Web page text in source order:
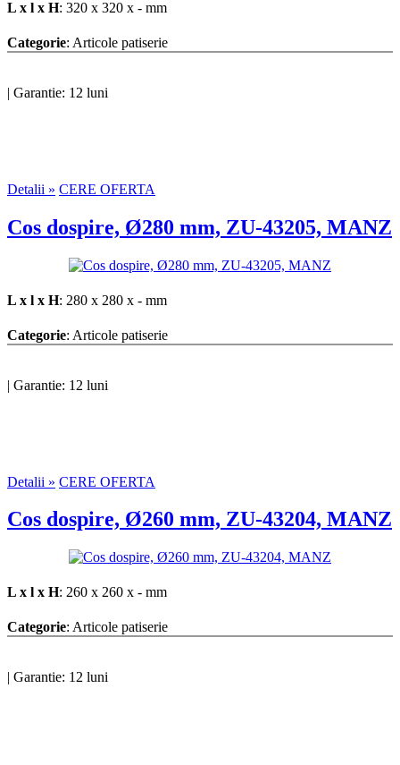
L x l x H: 320 x 320 x - mm
Categorie: Articole patiserie
| Garantie: 12 luni
Detalii » CERE OFERTA
Cos dospire, Ø280 mm, ZU-43205, MANZ
L x l x H: 280 x 280 x - mm
Categorie: Articole patiserie
| Garantie: 12 luni
Detalii » CERE OFERTA
Cos dospire, Ø260 mm, ZU-43204, MANZ
L x l x H: 260 x 260 x - mm
Categorie: Articole patiserie
| Garantie: 12 luni